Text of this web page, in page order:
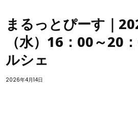
まるっとぴーす｜
（水）16：00～20
ルシェ
2026年4月14日